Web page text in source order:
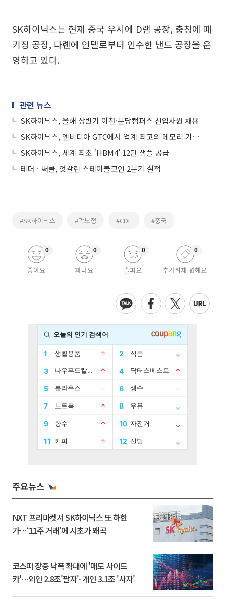
SK하이닉스는 현재 중국 우시에 D램 공장, 충칭에 패
키징 공장, 다롄에 인텔로부터 인수한 낸드 공장을 운
영하고 있다.
관련 뉴스
SK하이닉스, 올해 상반기 이천·분당캠퍼스 신입사원 채용
SK하이닉스, 엔비디아 GTC에서 업계 최고의 메모리 기술력 전시
SK하이닉스, 세계 최초 ‘HBM4’ 12단 샘플 공급
테더ㆍ써클, 엇갈린 스테이블코인 2분기 실적
#SK하이닉스 #곽노정 #CDF #중국
좋아요
0
화나요
0
슬퍼요
0
추가취재 원해요
0
주요뉴스
NXT 프리마켓서 SK하이닉스 또 하한
가⋯‘11주 거래’에 시초가 왜곡
코스피 장중 낙폭 확대에 '매도 사이드
카'…외인 2.8조'팔자'· 개인 3.1조 '사자'